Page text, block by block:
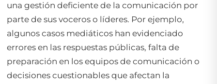
una gestión deficiente de la comunicación por
parte de sus voceros o líderes. Por ejemplo,
algunos casos mediáticos han evidenciado
errores en las respuestas públicas, falta de
preparación en los equipos de comunicación o
decisiones cuestionables que afectan la